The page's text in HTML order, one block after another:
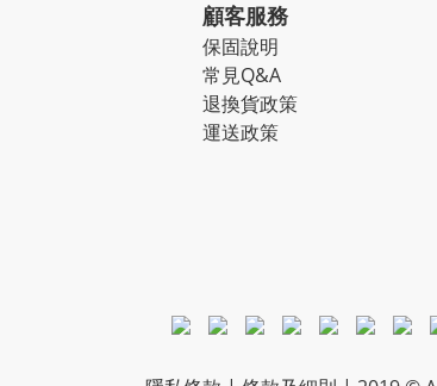
顧客服務
保固說明
常見Q&A
退換貨政策
運送政策